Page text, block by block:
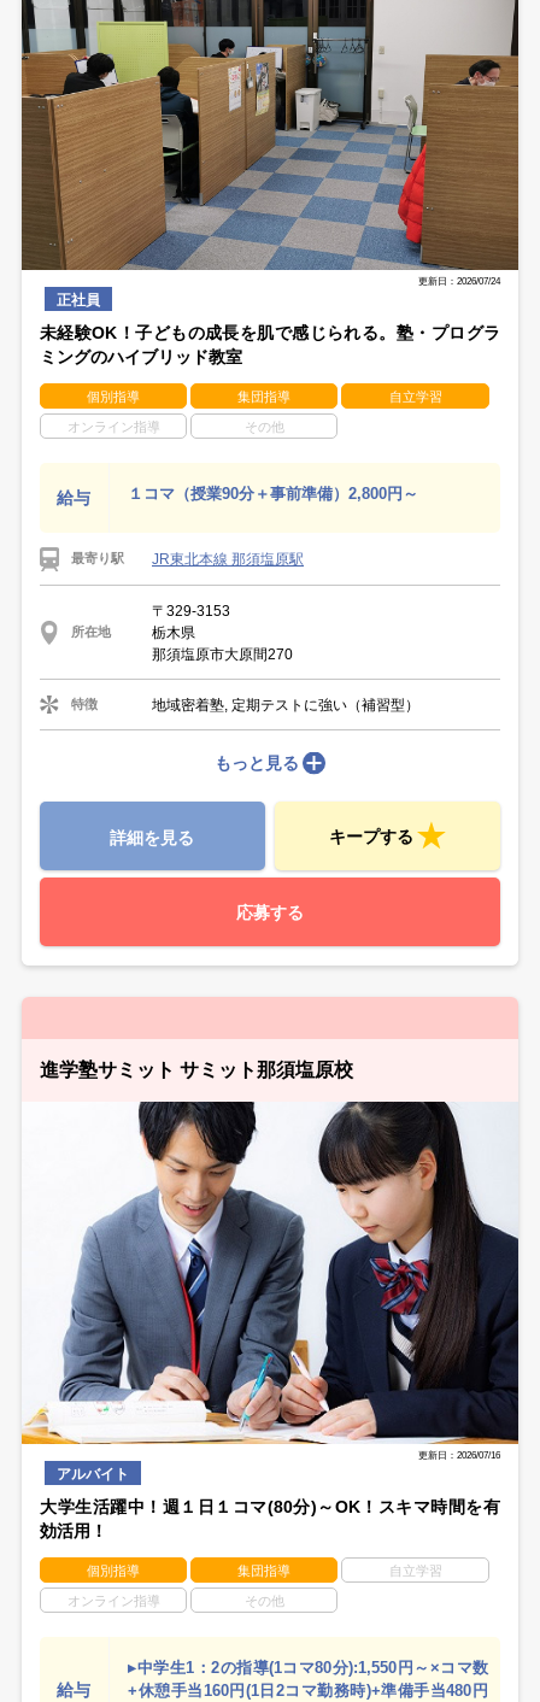
更新日：2026/07/24
正社員
未経験OK！子どもの成長を肌で感じられる。塾・プログラ
ミングのハイブリッド教室
個別指導 集団指導 自立学習
オンライン指導 その他
給与 １コマ（授業90分＋事前準備）2,800円～
最寄り駅 JR東北本線 那須塩原駅
所在地
〒329-3153
栃木県
那須塩原市大原間270
特徴 地域密着塾, 定期テストに強い（補習型）
もっと見る
詳細を見る キープする
応募する
進学塾サミット サミット那須塩原校
更新日：2026/07/16
アルバイト
大学生活躍中！週１日１コマ(80分)～OK！スキマ時間を有
効活用！
個別指導 集団指導 自立学習
オンライン指導 その他
給与
▸中学生1：2の指導(1コマ80分):1,550円～×コマ数
+休憩手当160円(1日2コマ勤務時)+準備手当480円